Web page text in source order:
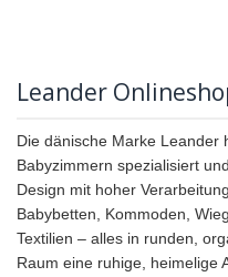
Leander
Die dänische Marke Leander
Babyzimmern spezialisiert
Design mit hoher
Babybetten, Kommoden,
Textilien – alles in runden,
Raum eine ruhige, heimelige